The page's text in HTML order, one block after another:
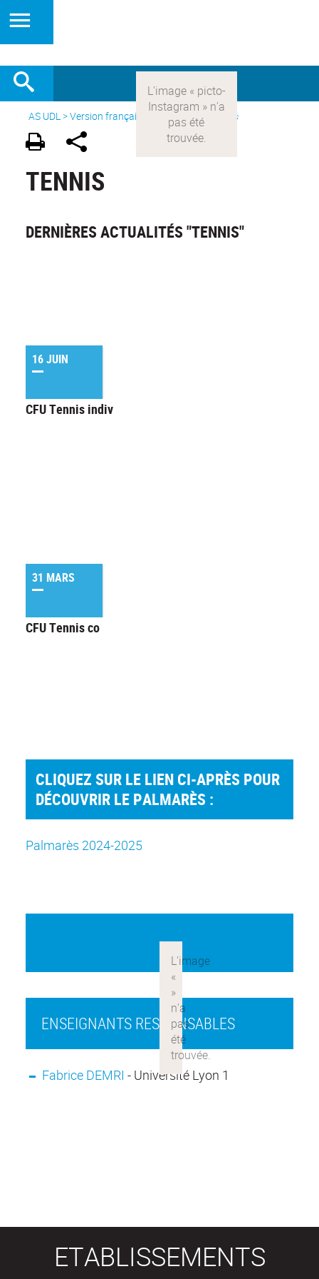
AS UDL>Version française > Les sports > Tennis
TENNIS
DERNIÈRES ACTUALITÉS "TENNIS"
16 JUIN
CFU Tennis indiv
31 MARS
CFU Tennis co
CLIQUEZ SUR LE LIEN CI-APRÈS POUR
DÉCOUVRIR LE PALMARÈS :
Palmarès 2024-2025
ENSEIGNANTS RESPONSABLES
Fabrice DEMRI - Université Lyon 1
ETABLISSEMENTS